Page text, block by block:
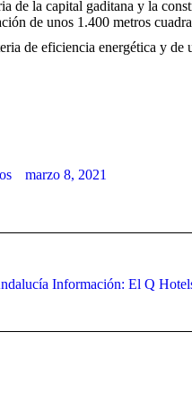
de la capital gaditana y la
de unos 1.400 metros
de eficiencia energética y de
marzo 8, 2021
Información: El Q